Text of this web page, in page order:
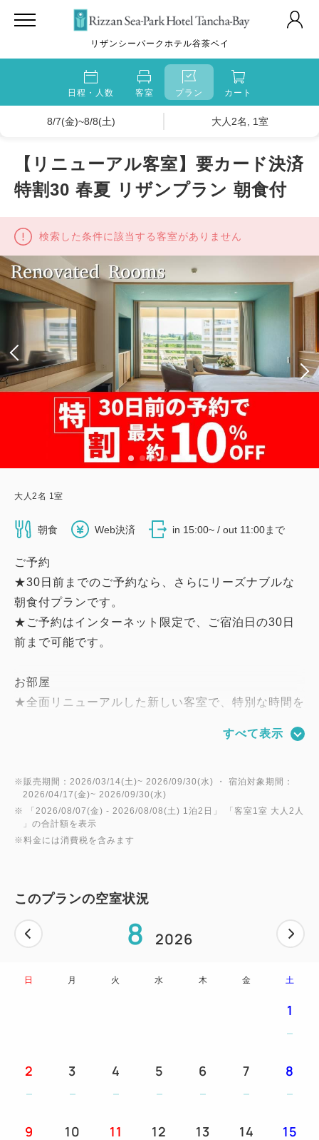
リザンシーパークホテル谷茶ベイ
日程・人数 客室 プラン カート
8/7(金)~8/8(土) 大人2名, 1室
【リニューアル客室】要カード決済
特割30 春夏 リザンプラン 朝食付
検索した条件に該当する客室がありません
大人2名 1室
朝食 Web決済 in 15:00~ / out 11:00まで
ご予約
★30日前までのご予約なら、さらにリーズナブルな
朝食付プランです。
★ご予約はインターネット限定で、ご宿泊日の30日
前まで可能です。
お部屋
★全面リニューアルした新しい客室で、特別な時間を
和洋食バイキングをお楽しみください。
おもてなし
①ウェルカムドリンク1杯付です。
④3連泊ではスイーツバイキングが1回、4連泊ではラ
ンチバイキングが1回、5連泊以上では夕食バイキン
グが1回付となります。
す。
すべて表示
※販売期間：2026/03/14(土)~ 2026/09/30(水) ・ 宿泊対象期間：
2026/04/17(金)~ 2026/09/30(水)
※ 「 2026/08/07(金) - 2026/08/08(土) 1泊2日 」 「 客室1室 大人2人
」の合計額を表示
※料金には消費税を含みます
このプランの空室状況
8 2026
日 月 火 水 木 金 土
1
2 3 4 5 6 7 8
9 10 11 12 13 14 15